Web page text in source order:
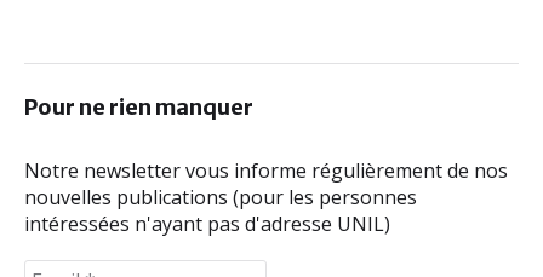
o
o
e
r
d
I
Pour ne rien manquer
Notre newsletter vous informe régulièrement de nos
nouvelles publications (pour les personnes
intéressées n'ayant pas d'adresse UNIL)